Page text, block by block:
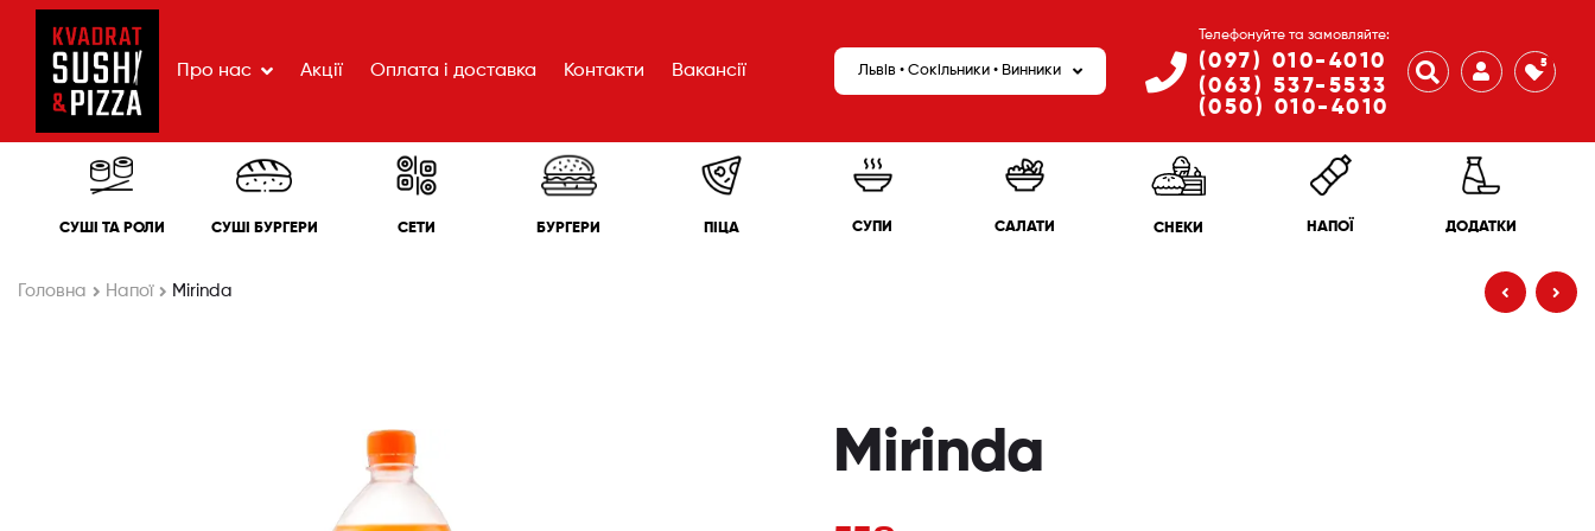
Про нас Акції Оплата і доставка Контакти Вакансії Львів • Сокільники • Винники
Телефонуйте та замовляйте:
(097) 010-4010
(063) 537-5533
(050) 010-4010
5
СУШІ ТА РОЛИ СУШІ БУРГЕРИ СЕТИ БУРГЕРИ ПІЦА СУПИ САЛАТИ СНЕКИ НАПОЇ ДОДАТКИ
Головна Напої Mirinda
Mirinda